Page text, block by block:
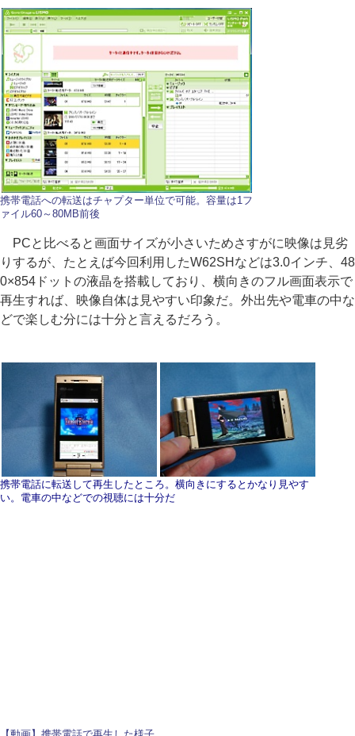
携帯電話への転送はチャプター単位で可能。容量は1フ
ァイル60～80MB前後
PCと比べると画面サイズが小さいためさすがに映像は見劣
りするが、たとえば今回利用したW62SHなどは3.0インチ、48
0×854ドットの液晶を搭載しており、横向きのフル画面表示で
再生すれば、映像自体は見やすい印象だ。外出先や電車の中な
どで楽しむ分には十分と言えるだろう。
携帯電話に転送して再生したところ。横向きにするとかなり見やす
い。電車の中などでの視聴には十分だ